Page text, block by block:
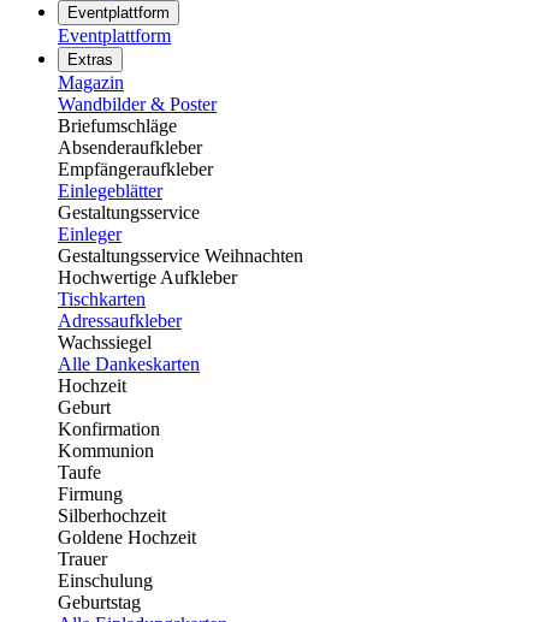
Eventplattform
Eventplattform
Extras
Magazin
Wandbilder & Poster
Briefumschläge
Absenderaufkleber
Empfängeraufkleber
Einlegeblätter
Gestaltungsservice
Einleger
Gestaltungsservice Weihnachten
Hochwertige Aufkleber
Tischkarten
Adressaufkleber
Wachssiegel
Alle Dankeskarten
Hochzeit
Geburt
Konfirmation
Kommunion
Taufe
Firmung
Silberhochzeit
Goldene Hochzeit
Trauer
Einschulung
Geburtstag